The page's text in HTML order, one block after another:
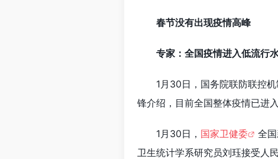
春节没有出现疫情高峰
专家：全国疫情进入低流行
1月30日，国务院联防联控
锋介绍，目前全国整体疫情已进
1月30日， 国家卫健委 全
卫生统计学系研究员刘珏接受人